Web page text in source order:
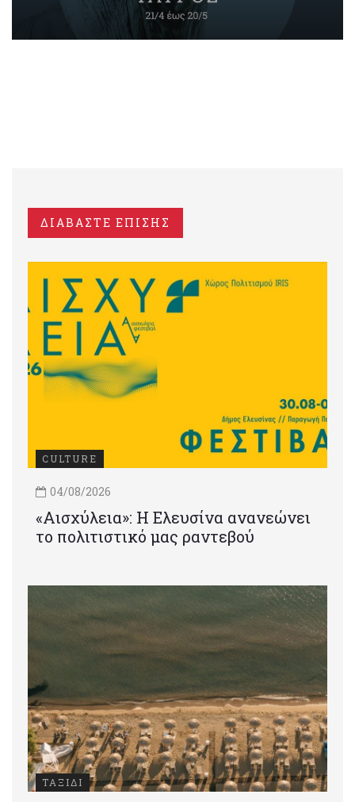
ΔΙΑΒΑΣΤΕ ΕΠΙΣΗΣ
CULTURE
04/08/2026
«Αισχύλεια»: Η Ελευσίνα ανανεώνει
το πολιτιστικό μας ραντεβού
ΤΑΞΙΔΙ